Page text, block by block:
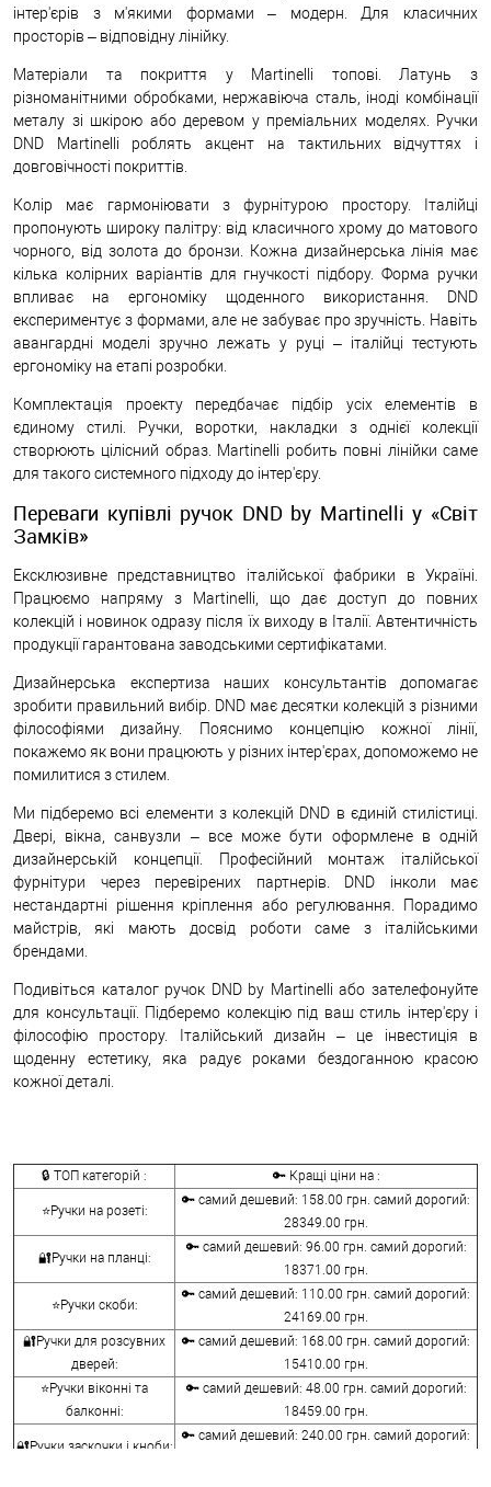
інтер'єрів з м'якими формами – модерн. Для класичних
просторів – відповідну лінійку.
Матеріали та покриття у Martinelli топові. Латунь з
різноманітними обробками, нержавіюча сталь, іноді комбінації
металу зі шкірою або деревом у преміальних моделях. Ручки
DND Martinelli роблять акцент на тактильних відчуттях і
довговічності покриттів.
Колір має гармоніювати з фурнітурою простору. Італійці
пропонують широку палітру: від класичного хрому до матового
чорного, від золота до бронзи. Кожна дизайнерська лінія має
кілька колірних варіантів для гнучкості підбору. Форма ручки
впливає на ергономіку щоденного використання. DND
експериментує з формами, але не забуває про зручність. Навіть
авангардні моделі зручно лежать у руці – італійці тестують
ергономіку на етапі розробки.
Комплектація проекту передбачає підбір усіх елементів в
єдиному стилі. Ручки, воротки, накладки з однієї колекції
створюють цілісний образ. Martinelli робить повні лінійки саме
для такого системного підходу до інтер'єру.
Переваги купівлі ручок DND by Martinelli у «Світ
Замків»
Ексклюзивне представництво італійської фабрики в Україні.
Працюємо напряму з Martinelli, що дає доступ до повних
колекцій і новинок одразу після їх виходу в Італії. Автентичність
продукції гарантована заводськими сертифікатами.
Дизайнерська експертиза наших консультантів допомагає
зробити правильний вибір. DND має десятки колекцій з різними
філософіями дизайну. Пояснимо концепцію кожної лінії,
покажемо як вони працюють у різних інтер'єрах, допоможемо не
помилитися з стилем.
Ми підберемо всі елементи з колекцій DND в єдиній стилістиці.
Двері, вікна, санвузли – все може бути оформлене в одній
дизайнерській концепції. Професійний монтаж італійської
фурнітури через перевірених партнерів. DND інколи має
нестандартні рішення кріплення або регулювання. Порадимо
майстрів, які мають досвід роботи саме з італійськими
брендами.
Подивіться каталог ручок DND by Martinelli або зателефонуйте
для консультації. Підберемо колекцію під ваш стиль інтер'єру і
філософію простору. Італійський дизайн – це інвестиція в
щоденну естетику, яка радує роками бездоганною красою
кожної деталі.
🔒 ТОП категорій : 🔑 Кращі ціни на :
⭐Ручки на розеті:
🔑 самий дешевий: 158.00 грн. самий дорогий:
28349.00 грн.
🔐Ручки на планці:
🔑 самий дешевий: 96.00 грн. самий дорогий:
18371.00 грн.
⭐Ручки скоби:
🔑 самий дешевий: 110.00 грн. самий дорогий:
24169.00 грн.
🔐Ручки для розсувних
дверей:
🔑 самий дешевий: 168.00 грн. самий дорогий:
15410.00 грн.
⭐Ручки віконні та
балконні:
🔑 самий дешевий: 48.00 грн. самий дорогий:
18459.00 грн.
🔐Ручки заскочки і кноби:
🔑 самий дешевий: 240.00 грн. самий дорогий: